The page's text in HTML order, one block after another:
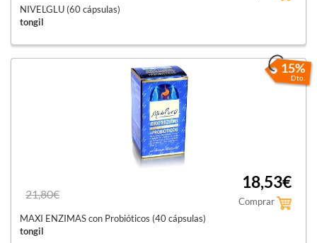
NIVELGLU (60 cápsulas)
tongil
15%
Dto.
21,80€
18,53€
Comprar
MAXI ENZIMAS con Probióticos (40 cápsulas)
tongil